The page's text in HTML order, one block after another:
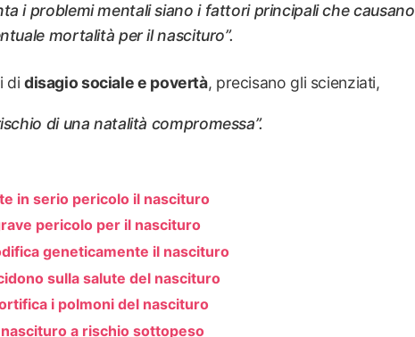
i problemi mentali siano i fattori principali che causano
mortalità per il nascituro”.
di disagio sociale e povertà, precisano gli scienziati,
di una natalità compromessa”.
in serio pericolo il nascituro
pericolo per il nascituro
geneticamente il nascituro
sulla salute del nascituro
i polmoni del nascituro
a rischio sottopeso